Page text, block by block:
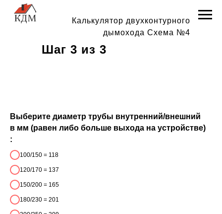
Шаг 3 из 3
Калькулятор двухконтурного
дымохода Схема №4
Выберите диаметр трубы внутренний/внешний
в мм (равен либо больше выхода на устройстве)
:
100/150 = 118
120/170 = 137
150/200 = 165
180/230 = 201